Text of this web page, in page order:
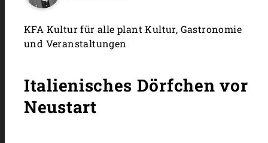
KFA Kultur für alle plant Kultur, Gastronomie
und Veranstaltungen
Italienisches Dörfchen vor
Neustart